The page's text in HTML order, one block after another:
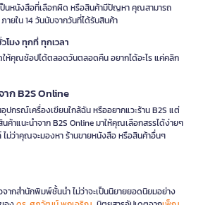
เป็นหนังสือที่เลือกผิด หรือสินค้ามีปัญหา คุณสามารถ
ายใน 14 วันนับจากวันที่ได้รับสินค้า
โมง ทุกที่ ทุกเวลา
ให้คุณช้อปได้ตลอดวันตลอดคืน อยากได้อะไร แค่คลิก
ก B2S Online
ปกรณ์เครื่องเขียนใกล้ฉัน หรืออยากแวะร้าน B2S แต่
นค้าแนะนำจาก B2S Online มาให้คุณเลือกสรรได้ง่ายๆ
ม่ว่าคุณจะมองหา ร้านขายหนังสือ หรือสินค้าอื่นๆ
ากสำนักพิมพ์ชั้นนำ ไม่ว่าจะเป็นนิยายยอดนิยมอย่าง